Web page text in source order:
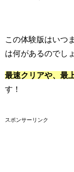
この体験版はいつ
は何があるのでし
最速クリアや、最
す！
スポンサーリンク